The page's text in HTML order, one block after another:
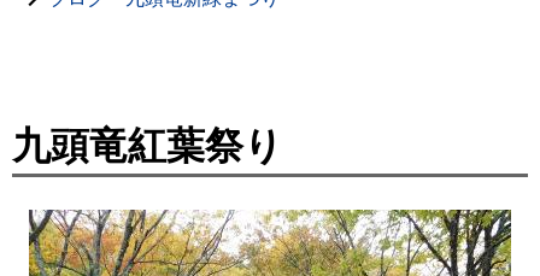
九頭竜紅葉祭り